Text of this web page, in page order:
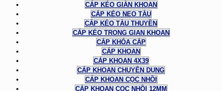
CÁP KÉO GIÀN KHOAN
CÁP KÉO NEO TÀU
CÁP KÉO TÀU THUYỀN
CÁP KÉO TRONG GIAN KHOAN
CÁP KHÓA CÁP
CÁP KHOAN
CÁP KHOAN 4X39
CÁP KHOAN CHUYÊN DỤNG
CÁP KHOAN CỌC NHỒI
CÁP KHOAN CỌC NHỒI 12MM